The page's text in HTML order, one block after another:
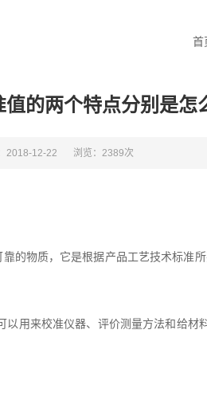
首
的两个特点分别是怎
2018-12-22 浏览：2389次
的物质，它是根据产品工艺技术标准
来校准仪器、评价测量方法和给材